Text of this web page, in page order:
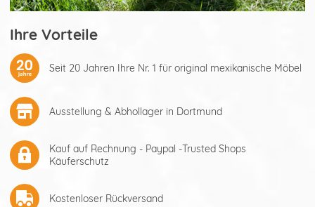
Ihre Vorteile
Seit 20 Jahren Ihre Nr. 1 für original mexikanische Möbel
Ausstellung & Abhollager in Dortmund
Kauf auf Rechnung - Paypal -Trusted Shops
Käuferschutz
Kostenloser Rückversand